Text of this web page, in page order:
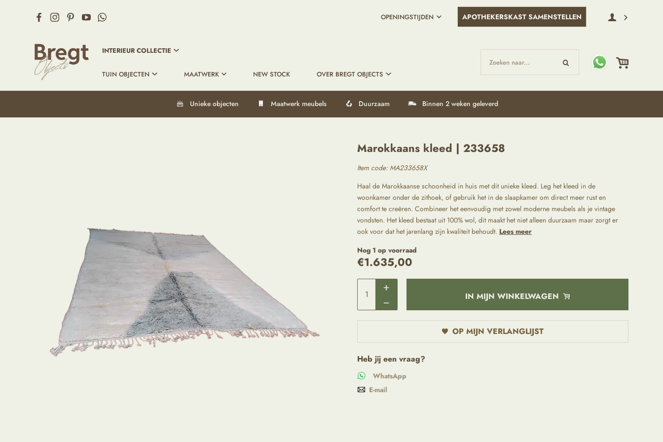
OPENINGSTIJDEN APOTHEKERSKAST SAMENSTELLEN
INTERIEUR COLLECTIE
TUIN OBJECTEN MAATWERK NEW STOCK OVER BREGT OBJECTS
Zoeken naar...
Unieke objecten Maatwerk meubels Duurzaam Binnen 2 weken geleverd
Marokkaans kleed | 233658
Item code: MA233658X
Haal de Marokkaanse schoonheid in huis met dit unieke kleed. Leg het kleed in de
woonkamer onder de zithoek, of gebruik het in de slaapkamer om direct meer rust en
comfort te creëren. Combineer het eenvoudig met zowel moderne meubels als je vintage
vondsten. Het kleed bestaat uit 100% wol, dit maakt het niet alleen duurzaam maar zorgt er
ook voor dat het jarenlang zijn kwaliteit behoudt. Lees meer
Nog 1 op voorraad
€1.635,00
IN MIJN WINKELWAGEN
OP MIJN VERLANGLIJST
Heb jij een vraag?
WhatsApp
E-mail